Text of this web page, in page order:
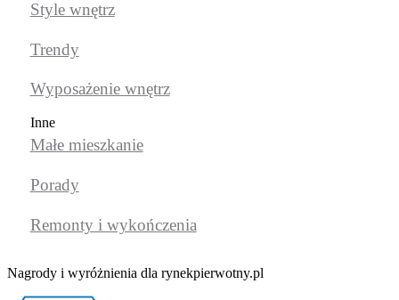
Style wnętrz
Trendy
Wyposażenie wnętrz
Inne
Małe mieszkanie
Porady
Remonty i wykończenia
Nagrody i wyróżnienia dla rynekpierwotny.pl